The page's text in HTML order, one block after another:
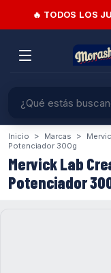
🔥 TODOS LOS
Inicio > Marcas >
Potenciador 300g
Mervick Lab
Potenciador